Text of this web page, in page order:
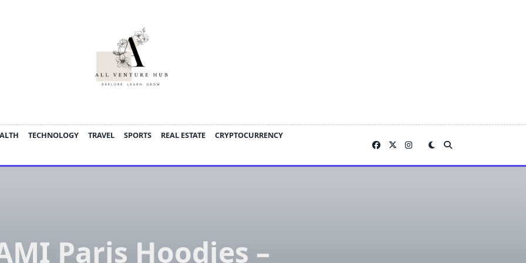
TECHNOLOGY TRAVEL SPORTS REAL ESTATE
CRYPTOCURRENCY
Paris Hoodies –